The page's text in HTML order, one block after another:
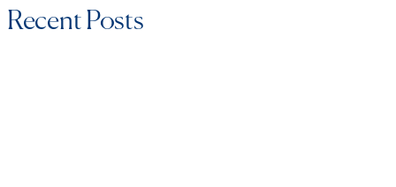
Recent Posts